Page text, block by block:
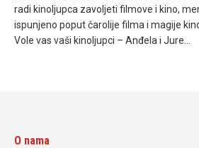
radi kinoljupca zavoljeti filmove i kino,
ispunjeno poput čarolije filma i magije
Vole vas vaši kinoljupci – Anđela i Jure…
O nama